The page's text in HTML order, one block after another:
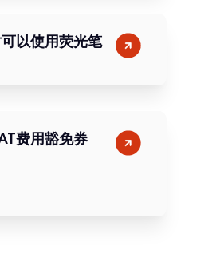
以使用荧光笔
费用豁免券